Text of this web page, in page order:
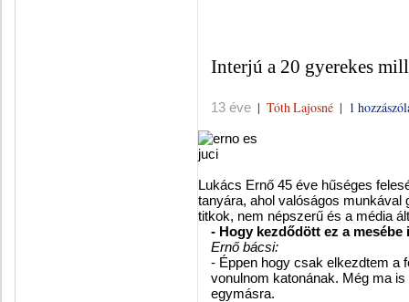
Interjú a 20 gyerekes
13 éve | Tóth Lajosné | 1
Lukács Ernő 45 éve hűséges
tanyára, ahol valóságos munkával
titkok, nem népszerű és a média
- Hogy kezdődött ez a
Ernő bácsi:
- Éppen hogy csak elkezdtem a
vonulnom katonának. Még ma
egymásra.